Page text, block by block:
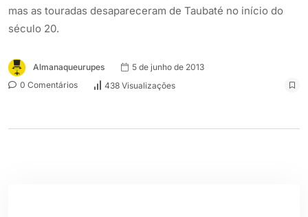
mas as touradas desapareceram de Taubaté no início do
século 20.
Almanaqueurupes
5 de junho de 2013
0 Comentários
438 Visualizações